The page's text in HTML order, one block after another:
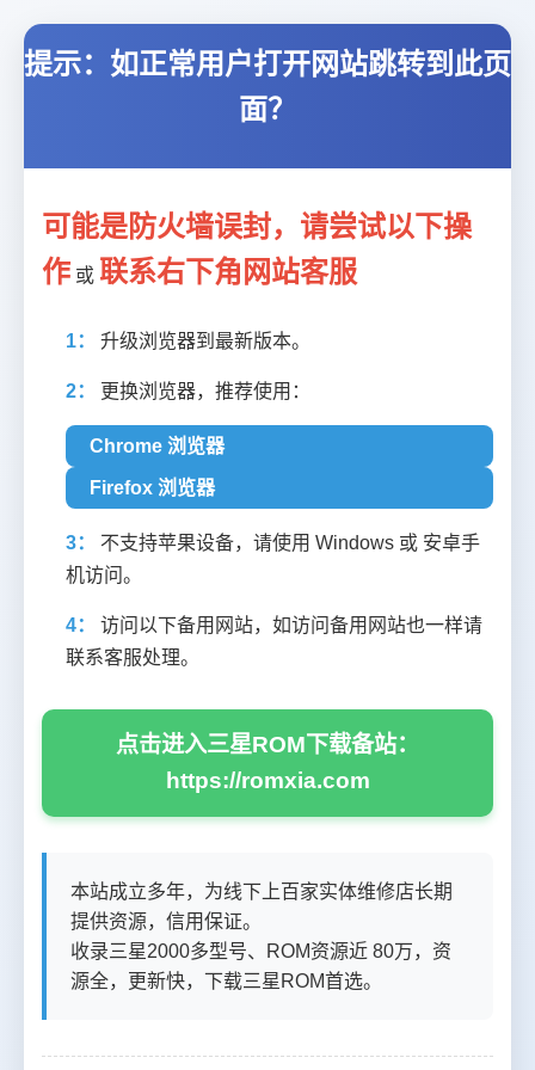
提示：如正常用户打开网站跳转到此页
面？
可能是防火墙误封，请尝试以下操
作 或 联系右下角网站客服
1： 升级浏览器到最新版本。
2： 更换浏览器，推荐使用：
Chrome 浏览器
Firefox 浏览器
3：
不支持苹果设备，请使用 Windows 或 安卓手
机访问。
4：
访问以下备用网站，如访问备用网站也一样请
联系客服处理。
点击进入三星ROM下载备站：
https://romxia.com
本站成立多年，为线下上百家实体维修店长期
提供资源，信用保证。
收录三星2000多型号、ROM资源近 80万，资
源全，更新快，下载三星ROM首选。